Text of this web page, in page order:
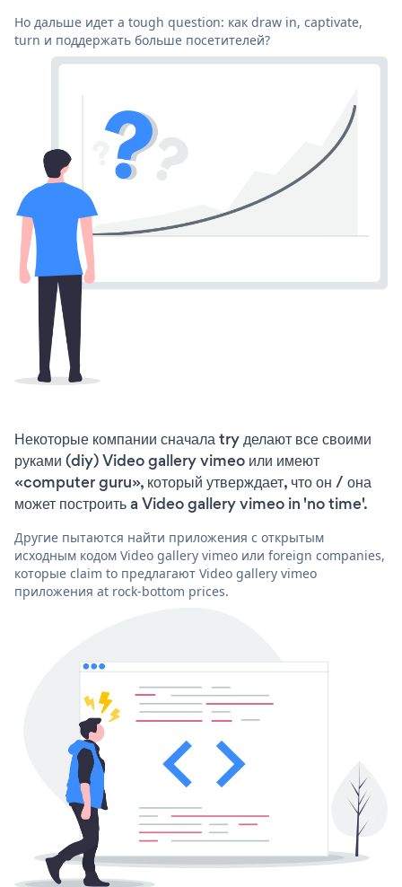
Но дальше идет a tough question: как draw in, captivate,
turn и поддержать больше посетителей?
Некоторые компании сначала try делают все своими
руками (diy) Video gallery vimeo или имеют
«computer guru», который утверждает, что он / она
может построить a Video gallery vimeo in 'no time'.
Другие пытаются найти приложения с открытым
исходным кодом Video gallery vimeo или foreign companies,
которые claim to предлагают Video gallery vimeo
приложения at rock-bottom prices.